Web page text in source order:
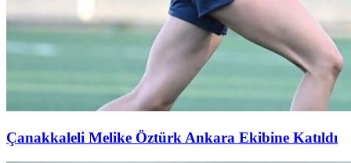
Çanakkaleli Melike Öztürk Ankara Ekibine Katıldı